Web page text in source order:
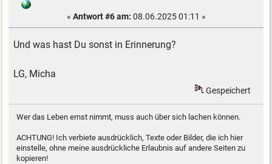
« Antwort #6 am: 08.06.2025 01:11 »
Und was hast Du sonst in Erinnerung?
LG, Micha
Gespeichert
Wer das Leben ernst nimmt, muss auch über sich lachen können.
ACHTUNG! Ich verbiete ausdrücklich, Texte oder Bilder, die ich hier
einstelle, ohne meine ausdrückliche Erlaubnis auf andere Seiten zu
kopieren!